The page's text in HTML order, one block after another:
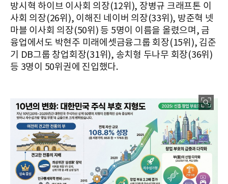
방시혁 하이브 이사회 의장(12위), 장병규 크래프톤 이
사회 의장(26위), 이해진 네이버 의장(33위), 방준혁 넷
마블 이사회 의장(50위) 등 5명이 이름을 올렸으며, 금
융업에서도 박현주 미래에셋금융그룹 회장(15위), 김준
기 DB그룹 창업회장(31위), 송치형 두나무 회장(36위)
등 3명이 50위권에 진입했다.